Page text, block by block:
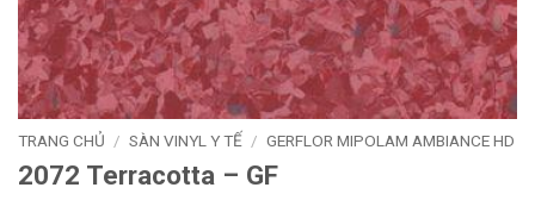
TRANG CHỦ / SÀN VINYL Y TẾ / GERFLOR MIPOLAM AMBIANCE HD
2072 Terracotta – GF